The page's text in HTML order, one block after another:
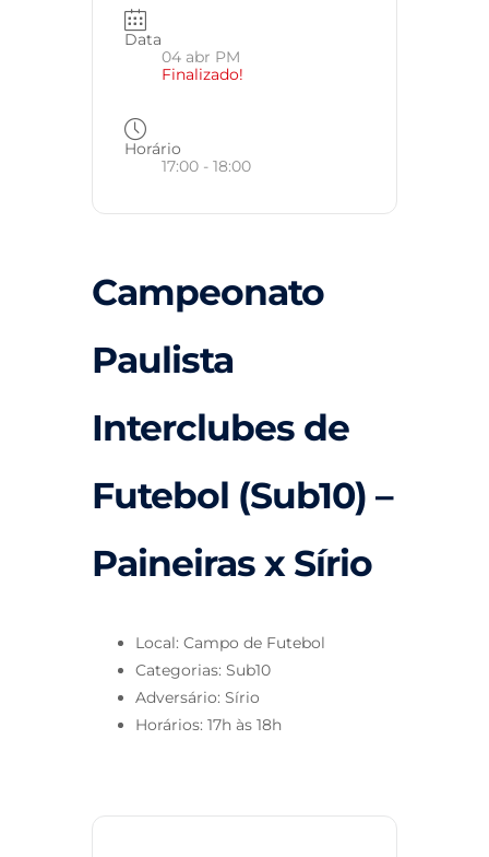
Data
04 abr PM
Finalizado!
Horário
17:00 - 18:00
Campeonato
Paulista
Interclubes de
Futebol (Sub10) –
Paineiras x Sírio
Local: Campo de Futebol
Categorias: Sub10
Adversário: Sírio
Horários: 17h às 18h